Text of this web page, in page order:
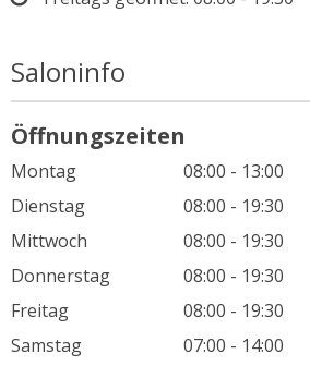
Saloninfo
Öffnungszeiten
Montag
08:00 - 13:00
Dienstag
08:00 - 19:30
Mittwoch
08:00 - 19:30
Donnerstag
08:00 - 19:30
Freitag
08:00 - 19:30
Samstag
07:00 - 14:00